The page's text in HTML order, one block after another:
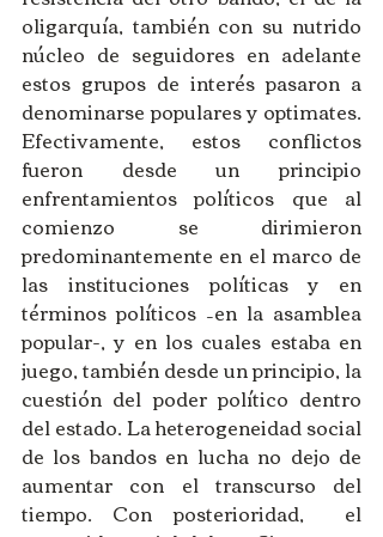
oligarquía, también con su nutrido
núcleo de seguidores en adelante
estos grupos de interés pasaron a
denominarse populares y optimates.
Efectivamente, estos conflictos
fueron desde un principio
enfrentamientos políticos que al
comienzo se dirimieron
predominantemente en el marco de
las instituciones políticas y en
términos políticos –en la asamblea
popular-, y en los cuales estaba en
juego, también desde un principio, la
cuestión del poder político dentro
del estado. La heterogeneidad social
de los bandos en lucha no dejo de
aumentar con el transcurso del
tiempo. Con posterioridad,  el